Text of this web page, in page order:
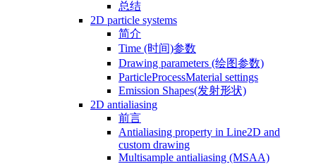
总结
2D particle systems
简介
Time (时间)参数
Drawing parameters (绘图参数)
ParticleProcessMaterial settings
Emission Shapes(发射形状)
2D antialiasing
前言
Antialiasing property in Line2D and
custom drawing
Multisample antialiasing (MSAA)